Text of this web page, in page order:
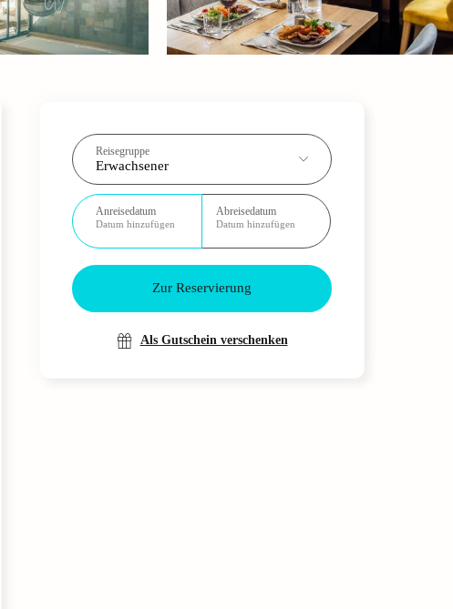
Reisegruppe
Erwachsener
Anreisedatum
Datum hinzufügen
Abreisedatum
Datum hinzufügen
Zur Reservierung
Als Gutschein verschenken